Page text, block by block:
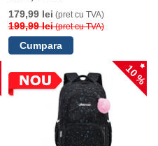
179,99 lei (pret cu TVA)
199,99 lei(pret cu TVA)
10 %